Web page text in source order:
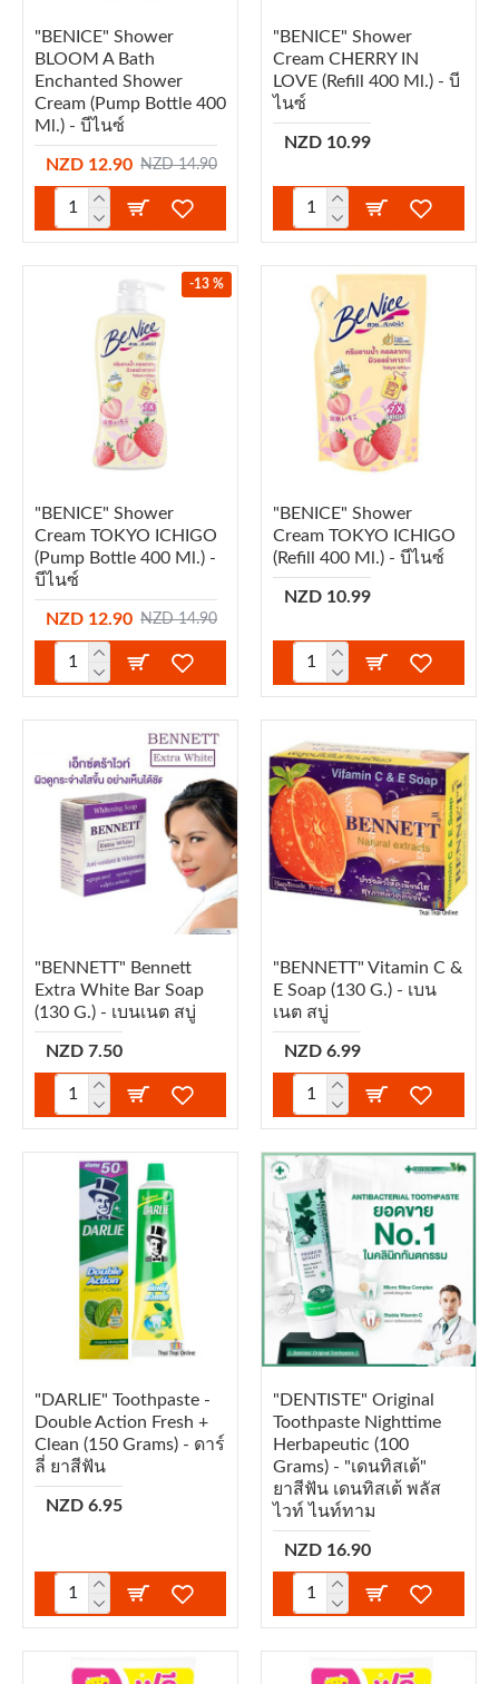
"BENICE" Shower
BLOOM A Bath
Enchanted Shower
Cream (Pump Bottle 400
Ml.) - บีไนซ์
NZD 12.90 NZD 14.90
"BENICE" Shower
Cream CHERRY IN
LOVE (refill 400 Ml.) - บี
ไนซ์
NZD 10.99
-13 %
"BENICE" Shower
Cream TOKYO ICHIGO
(Pump Bottle 400 Ml.) -
บีไนซ์
NZD 12.90 NZD 14.90
"BENICE" Shower
Cream TOKYO ICHIGO
(refill 400 Ml.) - บีไนซ์
NZD 10.99
"BENNETT" Bennett
Extra White Bar Soap
(130 G.) - เบนเนต สบู่
NZD 7.50
"BENNETT" Vitamin C &
E Soap (130 G.) - เบน
เนต สบู่
NZD 6.99
"DARLIE" Toothpaste -
Double Action Fresh +
Clean (150 Grams) - ดาร์
ลี่ ยาสีฟัน
NZD 6.95
"DENTISTE" Original
Toothpaste Nighttime
Herbapeutic (100
Grams) - "เดนทิสเต้"
ยาสีฟัน เดนทิสเต้ พลัส
ไวท์ ไนท์ทาม
NZD 16.90